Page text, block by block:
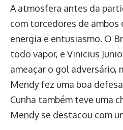
A atmosfera antes da
com torcedores de ambos
energia e entusiasmo. O
todo vapor, e Vinicius
ameaçar o gol adversário,
Mendy fez uma boa
Cunha também teve uma
Mendy se destacou com